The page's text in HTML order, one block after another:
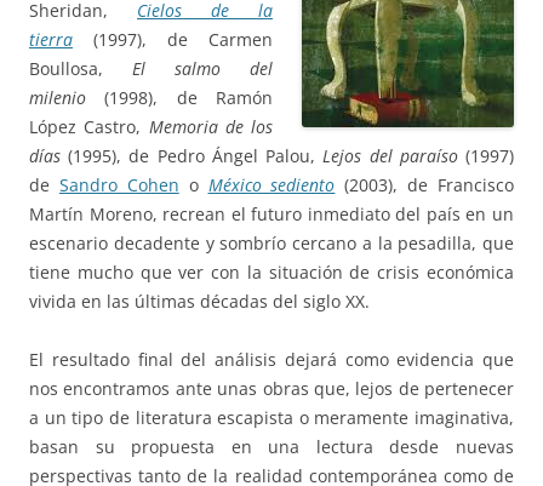
Sheridan, Cielos de la
tierra (1997), de Carmen
Boullosa, El salmo del
milenio(1998), de Ramón
López Castro, Memoria de los
días(1995), de Pedro Ángel Palou, Lejos del paraíso(1997)
de Sandro Cohen o México sediento (2003), de Francisco
Martín Moreno, recrean el futuro inmediato del país en un
escenario decadente y sombrío cercano a la pesadilla, que
tiene mucho que ver con la situación de crisis económica
vivida en las últimas décadas del siglo XX.
El resultado final del análisis dejará como evidencia que
nos encontramos ante unas obras que, lejos de pertenecer
a un tipo de literatura escapista o meramente imaginativa,
basan su propuesta en una lectura desde nuevas
perspectivas tanto de la realidad contemporánea como de